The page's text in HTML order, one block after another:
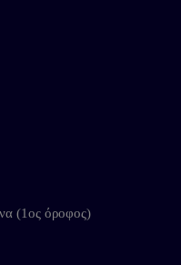
(1ος όροφος)